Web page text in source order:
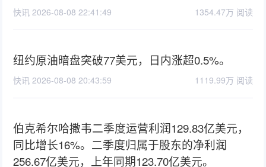
快讯 2026-08-08 22:41:49 1354.47万 阅读
纽约原油暗盘突破77美元，日内涨超0.5%。
快讯 2026-08-08 20:43:59 1119.99万 阅读
伯克希尔哈撒韦二季度运营利润129.83亿美元，
同比增长16%。二季度归属于股东的净利润
256.67亿美元，上年同期123.70亿美元。